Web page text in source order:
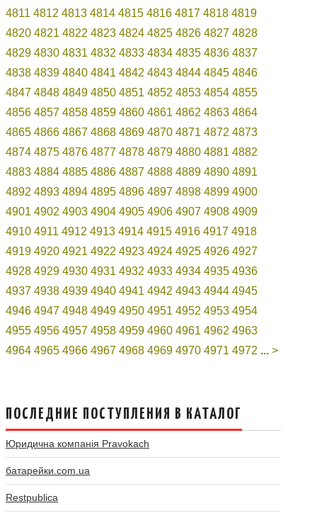
4811 4812 4813 4814 4815 4816 4817 4818 4819
4820 4821 4822 4823 4824 4825 4826 4827 4828
4829 4830 4831 4832 4833 4834 4835 4836 4837
4838 4839 4840 4841 4842 4843 4844 4845 4846
4847 4848 4849 4850 4851 4852 4853 4854 4855
4856 4857 4858 4859 4860 4861 4862 4863 4864
4865 4866 4867 4868 4869 4870 4871 4872 4873
4874 4875 4876 4877 4878 4879 4880 4881 4882
4883 4884 4885 4886 4887 4888 4889 4890 4891
4892 4893 4894 4895 4896 4897 4898 4899 4900
4901 4902 4903 4904 4905 4906 4907 4908 4909
4910 4911 4912 4913 4914 4915 4916 4917 4918
4919 4920 4921 4922 4923 4924 4925 4926 4927
4928 4929 4930 4931 4932 4933 4934 4935 4936
4937 4938 4939 4940 4941 4942 4943 4944 4945
4946 4947 4948 4949 4950 4951 4952 4953 4954
4955 4956 4957 4958 4959 4960 4961 4962 4963
4964 4965 4966 4967 4968 4969 4970 4971 4972 ... >
ПОСЛЕДНИЕ ПОСТУПЛЕНИЯ В КАТАЛОГ
Юридична компанія Pravokach
батарейки.com.ua
Restpublica